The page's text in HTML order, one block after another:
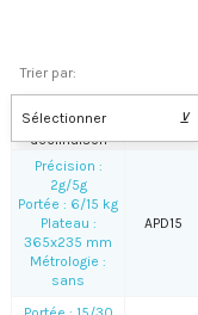
Trier par:
Sélectionner ⊻
Nom de la
déclinaison
Précision :
2g/5g
Portée : 6/15 kg
Plateau :
365x235 mm
Métrologie :
sans
APD15